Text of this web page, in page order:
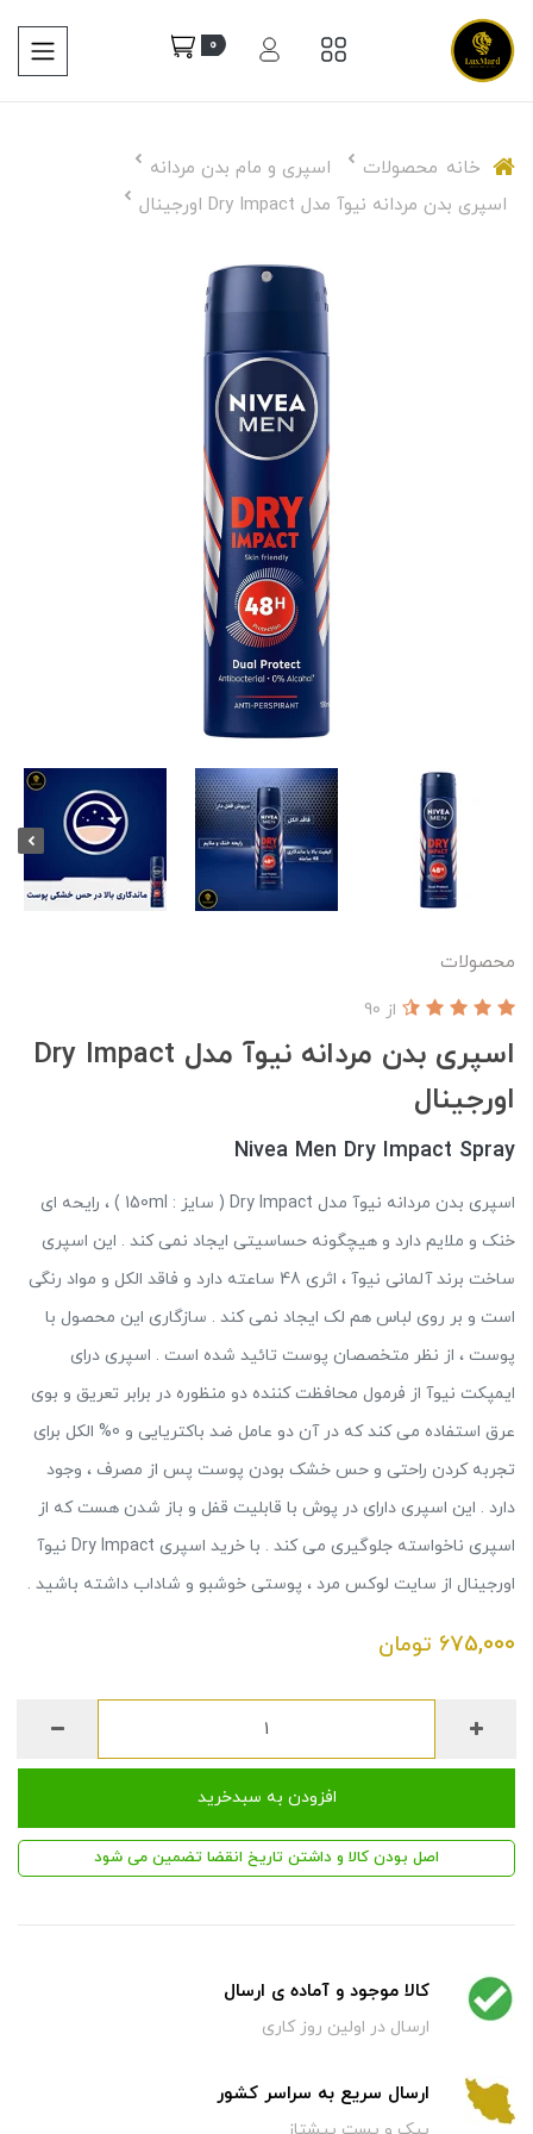
0
خانه محصولات
اسپری و مام بدن مردانه
اسپری بدن مردانه نیوآ مدل Dry Impact اورجینال
محصولات
اسپری بدن مردانه نیوآ مدل Dry Impact
اورجینال
از 90
Nivea Men Dry Impact Spray
اسپری بدن مردانه نیوآ مدل Dry Impact ( سایز : 150ml ) ، رایحه ای
خنک و ملایم دارد و هیچگونه حساسیتی ایجاد نمی کند . این اسپری
ساخت برند آلمانی نیوآ ، اثری 48 ساعته دارد و فاقد الکل و مواد رنگی
است و بر روی لباس هم لک ایجاد نمی کند . سازگاری این محصول با
پوست ، از نظر متخصصان پوست تائید شده است . اسپری درای
ایمپکت نیوآ از فرمول محافظت کننده دو منظوره در برابر تعریق و بوی
عرق استفاده می کند که در آن دو عامل ضد باکتریایی و 0% الکل برای
تجربه کردن راحتی و حس خشک بودن پوست پس از مصرف ، وجود
دارد . این اسپری دارای در پوش با قابلیت قفل و باز شدن هست که از
اسپری ناخواسته جلوگیری می کند . با خرید اسپری Dry Impact نیوآ
اورجینال از سایت لوکس مرد ، پوستی خوشبو و شاداب داشته باشید .
675,000 تومان
افزودن به سبدخرید
اصل بودن کالا و داشتن تاریخ انقضا تضمین می شود
کالا موجود و آماده ی ارسال
ارسال در اولین روز کاری
ارسال سریع به سراسر کشور